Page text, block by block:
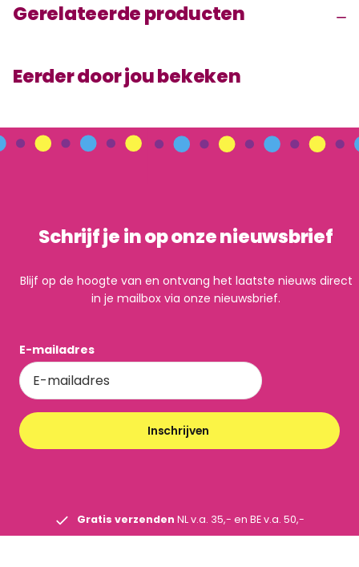
Gerelateerde producten
Eerder door jou bekeken
Schrijf je in op onze nieuwsbrief
Blijf op de hoogte van en ontvang het laatste nieuws direct
in je mailbox via onze nieuwsbrief.
E-mailadres
Inschrijven
Gratis verzenden NL v.a. 35,- en BE v.a. 50,-